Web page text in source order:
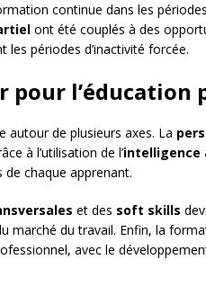
continue dans les
ont été couplés à des
périodes d’inactivité forcée.
pour l’éducation
autour de plusieurs axes. La
à l’utilisation de l’intelligence
chaque apprenant.
et des soft skills
marché du travail. Enfin, la
avec le